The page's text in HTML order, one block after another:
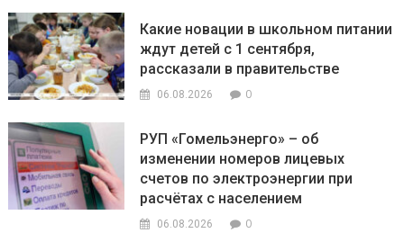
Какие новации в школьном питании
ждут детей с 1 сентября,
рассказали в правительстве
06.08.2026 0
РУП «Гомельэнерго» – об
изменении номеров лицевых
счетов по электроэнергии при
расчётах с населением
06.08.2026 0